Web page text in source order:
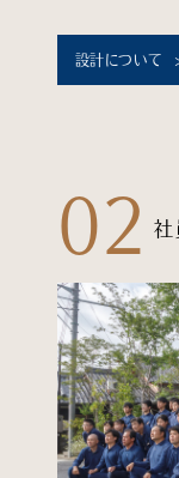
設計について
02 社